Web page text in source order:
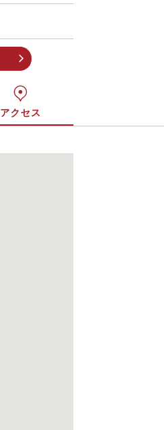
アクセス